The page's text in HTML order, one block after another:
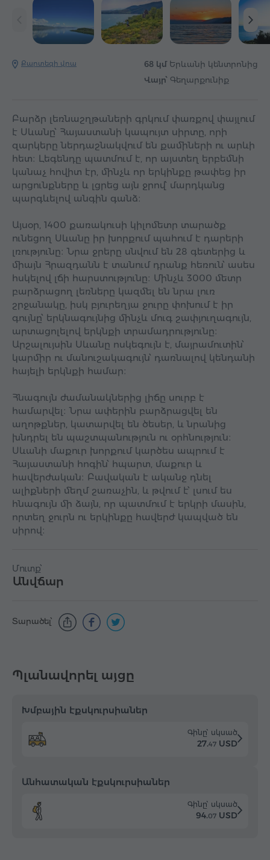
Քարտեզի վրա 68 կմԵրևանի կենտրոնից
Վայր՝ Գեղարքունիք
Բարձր լեռնաշղթաների գրկում փառքով փայլում
է Սևանը՝ Հայաստանի կապույտ սիրտը, որի
զարկերը ներդաշնակվում են քամիների ու արևի
հետ։ Լեգենդը պատմում է, որ այստեղ երբեմնի
կանաչ հովիտ էր, մինչև որ երկինքը թափեց իր
արցունքները և լցրեց այն ջրով՝ մարդկանց
պարգևելով անգին գանձ։
Այսօր, 1400 քառակուսի կիլոմետր տարածք
ունեցող Սևանը իր խորքում պահում է դարերի
լռությունը։ Նրա ջրերը սնվում են 28 գետերից և
միայն Հրազդանն է տանում դրանք հեռուն՝ ասես
հսկելով լճի հարստությունը։ Մինչև 3000 մետր
բարձրացող լեռները կազմել են նրա լուռ
շրջանակը, իսկ բյուրեղյա ջուրը փոխում է իր
գույնը՝ երկնագույնից մինչև մուգ շափյուղագույն,
արտացոլելով երկնքի տրամադրությունը։
Արշալույսին Սևանը ոսկեգույն է, մայրամուտին՝
կարմիր ու մանուշակագույն՝ դառնալով կենդանի
հայելի երկնքի համար։
Հնագույն ժամանակներից լիճը սուրբ է
համարվել։ Նրա ափերին բարձրացվել են
աղոթքներ, կատարվել են ծեսեր, և նրանից
խնդրել են պաշտպանություն ու օրհնություն։
Սևանի մաքուր խորքում կարծես ապրում է
Հայաստանի հոգին՝ հպարտ, մաքուր և
հավերժական։ Բավական է ականջ դնել
ալիքների մեղմ շառաչին, և թվում է՝ լսում ես
հնագույն մի ձայն, որ պատմում է երկրի մասին,
որտեղ ջուրն ու երկինքը հավերժ կապված են
սիրով։
Մուտք՝
Անվճար
Տարածել՝
Պլանավորել այցը
Խմբային էքսկուրսիաներ
Գինը՝ սկսած
27.47 USD
Անհատական էքսկուրսիաներ
Գինը՝ սկսած
94.07 USD